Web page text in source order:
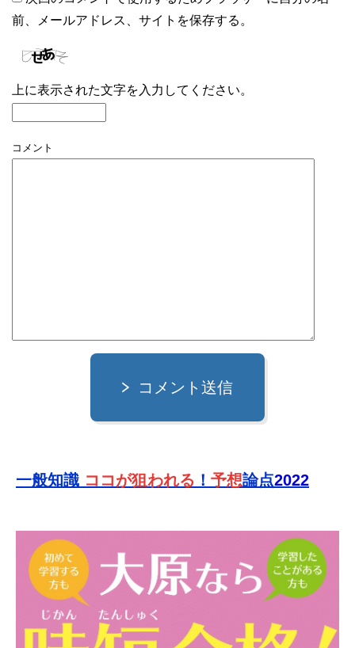
前、メールアドレス、サイトを保存する。
上に表示された文字を入力してください。
コメント
コメント送信
一般知識 ココが狙われる ！ 予想論点2022